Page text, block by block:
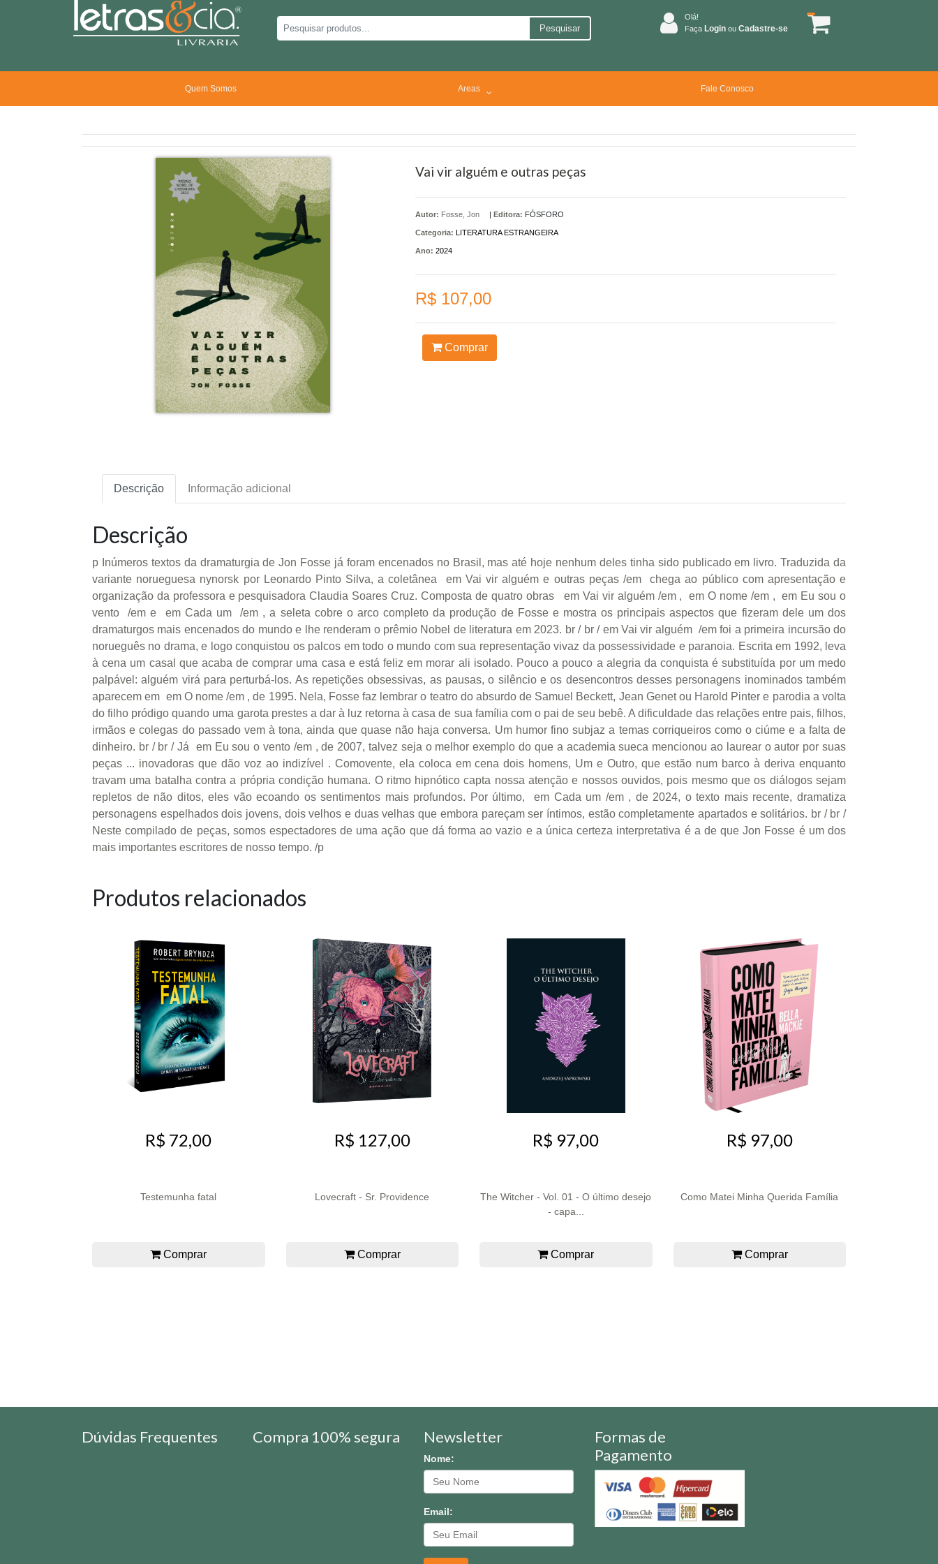
Pesquisar
Olá!
Faça Login ou Cadastre-se
Quem Somos Areas Fale Conosco
Vai vir alguém e outras peças
Autor: Fosse, Jon | Editora: FÓSFORO
Categoria: LITERATURA ESTRANGEIRA
Ano: 2024
R$ 107,00
Comprar
Descrição Informação adicional
Descrição
p Inúmeros textos da dramaturgia de Jon Fosse já foram encenados no Brasil, mas até hoje nenhum deles tinha sido publicado em livro. Traduzida da
variante norueguesa nynorsk por Leonardo Pinto Silva, a coletânea em Vai vir alguém e outras peças /em chega ao público com apresentação e
organização da professora e pesquisadora Claudia Soares Cruz. Composta de quatro obras em Vai vir alguém /em , em O nome /em , em Eu sou o
vento /em e em Cada um /em , a seleta cobre o arco completo da produção de Fosse e mostra os principais aspectos que fizeram dele um dos
dramaturgos mais encenados do mundo e lhe renderam o prêmio Nobel de literatura em 2023. br / br / em Vai vir alguém /em foi a primeira incursão do
norueguês no drama, e logo conquistou os palcos em todo o mundo com sua representação vivaz da possessividade e paranoia. Escrita em 1992, leva
à cena um casal que acaba de comprar uma casa e está feliz em morar ali isolado. Pouco a pouco a alegria da conquista é substituída por um medo
palpável: alguém virá para perturbá-los. As repetições obsessivas, as pausas, o silêncio e os desencontros desses personagens inominados também
aparecem em em O nome /em , de 1995. Nela, Fosse faz lembrar o teatro do absurdo de Samuel Beckett, Jean Genet ou Harold Pinter e parodia a volta
do filho pródigo quando uma garota prestes a dar à luz retorna à casa de sua família com o pai de seu bebê. A dificuldade das relações entre pais, filhos,
irmãos e colegas do passado vem à tona, ainda que quase não haja conversa. Um humor fino subjaz a temas corriqueiros como o ciúme e a falta de
dinheiro. br / br / Já em Eu sou o vento /em , de 2007, talvez seja o melhor exemplo do que a academia sueca mencionou ao laurear o autor por suas
peças ... inovadoras que dão voz ao indizível . Comovente, ela coloca em cena dois homens, Um e Outro, que estão num barco à deriva enquanto
travam uma batalha contra a própria condição humana. O ritmo hipnótico capta nossa atenção e nossos ouvidos, pois mesmo que os diálogos sejam
repletos de não ditos, eles vão ecoando os sentimentos mais profundos. Por último, em Cada um /em , de 2024, o texto mais recente, dramatiza
personagens espelhados dois jovens, dois velhos e duas velhas que embora pareçam ser íntimos, estão completamente apartados e solitários. br / br /
Neste compilado de peças, somos espectadores de uma ação que dá forma ao vazio e a única certeza interpretativa é a de que Jon Fosse é um dos
mais importantes escritores de nosso tempo. /p
Produtos relacionados
R$ 72,00
Testemunha fatal
Comprar
R$ 127,00
Lovecraft - Sr. Providence
Comprar
R$ 97,00
The Witcher - Vol. 01 - O último desejo
- capa...
Comprar
R$ 97,00
Como Matei Minha Querida Família
Comprar
Dúvidas Frequentes Compra 100% segura Newsletter
Nome:
Email:
Formas de
Pagamento